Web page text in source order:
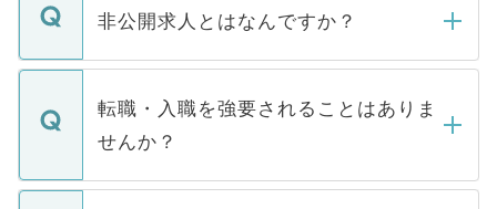
登録内容を確認し、その後メールもしくは
ます。通常、5営業日以内にはご連絡をせて
いただきますので、しばらくお待ちくださ
い。
非公開求人とはなんですか？
マイナビDOCTORで取り扱っている求人の
うち約3割は、Webサイトからご覧いただ
けない「非公開求人」です。非公開求人は
下記の理由によって、一般には公開してい
ません。
転職・入職を強要されることはありま
せんか？
転職・入職を強要することは一切ありませ